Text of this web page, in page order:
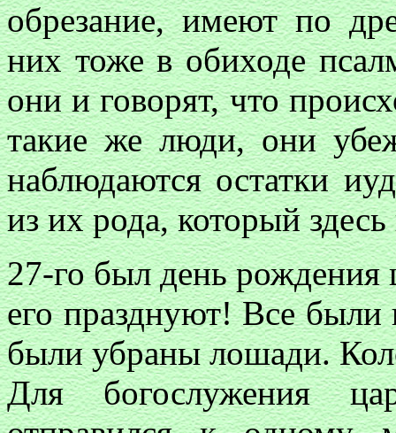
обрезание, имеют по
них тоже в обиходе
они и говорят, что
такие же люди, они
наблюдаются остатки
из их рода, который
27-го был день рождения
его празднуют! Все
были убраны лошади.
Для богослужения